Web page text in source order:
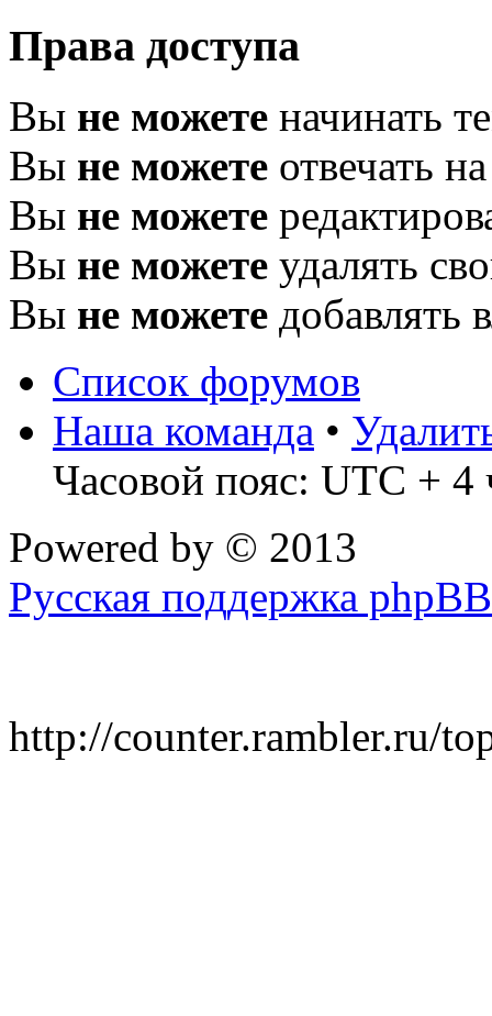
Права доступа
Вы не можете начинать
Вы не можете отвечать
Вы не можете
Вы не можете удалять
Вы не можете добавлять
Список форумов
Наша команда •
Часовой пояс: UTC + 4
Powered by © 2013
Русская поддержка phpBB
http://counter.rambler.ru/